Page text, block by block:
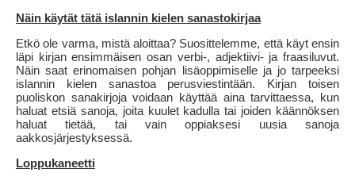
Näin käytät tätä islannin kielen sanastokirjaa
Etkö ole varma, mistä aloittaa? Suosittelemme, että käyt ensin
läpi kirjan ensimmäisen osan verbi-, adjektiivi- ja fraasiluvut.
Näin saat erinomaisen pohjan lisäoppimiselle ja jo tarpeeksi
islannin kielen sanastoa perusviestintään. Kirjan toisen
puoliskon sanakirjoja voidaan käyttää aina tarvittaessa, kun
haluat etsiä sanoja, joita kuulet kadulla tai joiden käännöksen
haluat tietää, tai vain oppiaksesi uusia sanoja
aakkosjärjestyksessä.
Loppukaneetti